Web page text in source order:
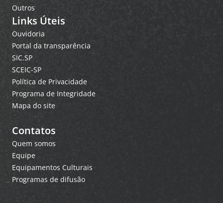
Outros
Links Úteis
Ouvidoria
Portal da transparência
SIC.SP
SCEIC-SP
Política de Privacidade
Programa de Integridade
Mapa do site
Contatos
Quem somos
Equipe
Equipamentos Culturais
Programas de difusão